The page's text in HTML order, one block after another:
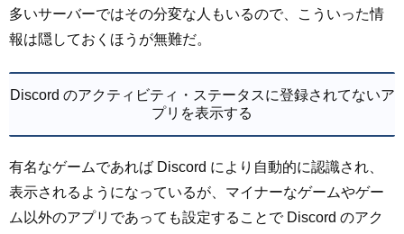
多いサーバーではその分変な人もいるので、こういった情
報は隠しておくほうが無難だ。
Discord のアクティビティ・ステータスに登録されてないア
プリを表示する
有名なゲームであれば Discord により自動的に認識され、
表示されるようになっているが、マイナーなゲームやゲー
ム以外のアプリであっても設定することで Discord のアク